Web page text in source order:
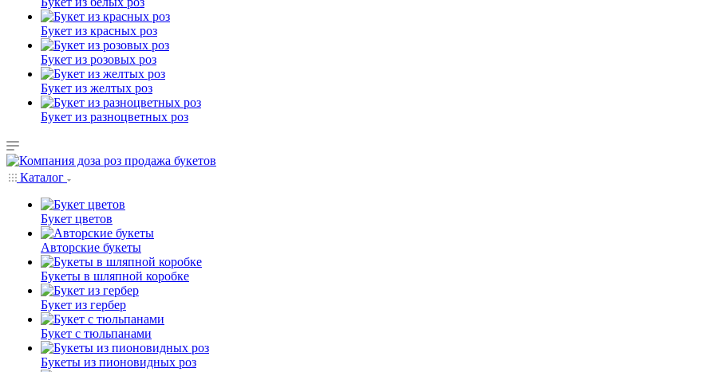
Букет из красных роз
Букет из розовых роз
Букет из желтых роз
Букет из разноцветных роз
Каталог
Букет цветов
Авторские букеты
Букеты в шляпной коробке
Букет из гербер
Букет с тюльпанами
Букеты из пионовидных роз